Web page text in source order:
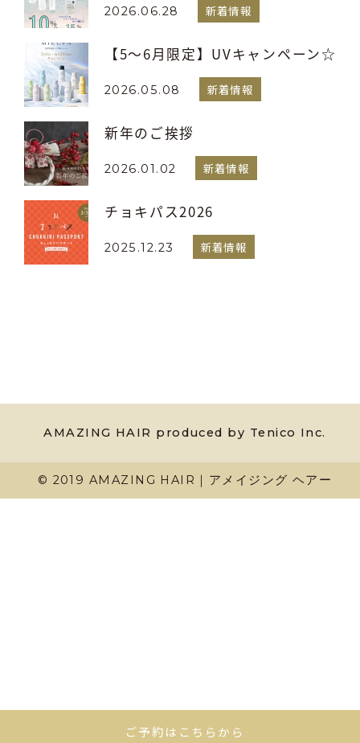
2026.06.28 新着情報
【5～6月限定】UVキャンペーン☆
2026.05.08 新着情報
新年のご挨拶
2026.01.02 新着情報
チョキパス2026
2025.12.23 新着情報
AMAZING HAIR produced by Tenico Inc.
© 2019 AMAZING HAIR｜アメイジング ヘアー
ご予約はこちらから